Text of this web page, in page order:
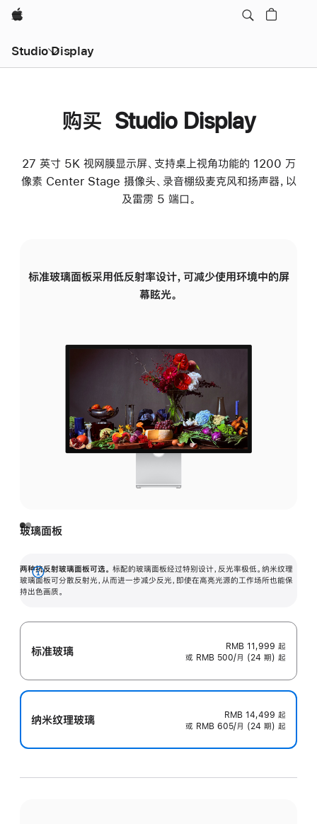
Apple
Studio Display
购买 Studio Display
27 英寸 5K 视网膜显示屏、支持桌上视角功能的 1200 万
像素 Center Stage 摄像头、录音棚级麦克风和扬声器，以
及雷雳 5 端口。
标准玻璃面板采用低反射率设计，可减少使用环境中的屏
幕眩光。
玻璃面板
两种抗反射玻璃面板可选。 标配的玻璃面板经过特别设计，反光率极低。纳米纹理
玻璃面板可分散反射光，从而进一步减少反光，即使在高亮光源的工作场所也能保
持出色画质。
展
开
标准玻璃 RMB 11,999 起
或 RMB 500/月 (24 期) 起
纳米纹理玻璃 RMB 14,499 起
或 RMB 605/月 (24 期) 起